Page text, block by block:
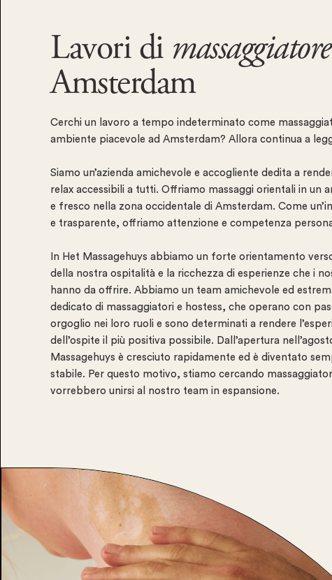
Lavori di massaggiatore
Amsterdam
Cerchi un lavoro a tempo indeterminato come
ambiente piacevole ad Amsterdam? Allora continua a
Siamo un’azienda amichevole e accogliente dedita a
relax accessibili a tutti. Offriamo massaggi orientali in un
e fresco nella zona occidentale di Amsterdam. Come
e trasparente, offriamo attenzione e competenza
In Het Massagehuys abbiamo un forte orientamento
della nostra ospitalità e la ricchezza di esperienze che i
hanno da offrire. Abbiamo un team amichevole ed
dedicato di massaggiatori e hostess, che operano con
orgoglio nei loro ruoli e sono determinati a rendere
dell’ospite il più positiva possibile. Dall’apertura
Massagehuys è cresciuto rapidamente ed è diventato
stabile. Per questo motivo, stiamo cercando
vorrebbero unirsi al nostro team in espansione.